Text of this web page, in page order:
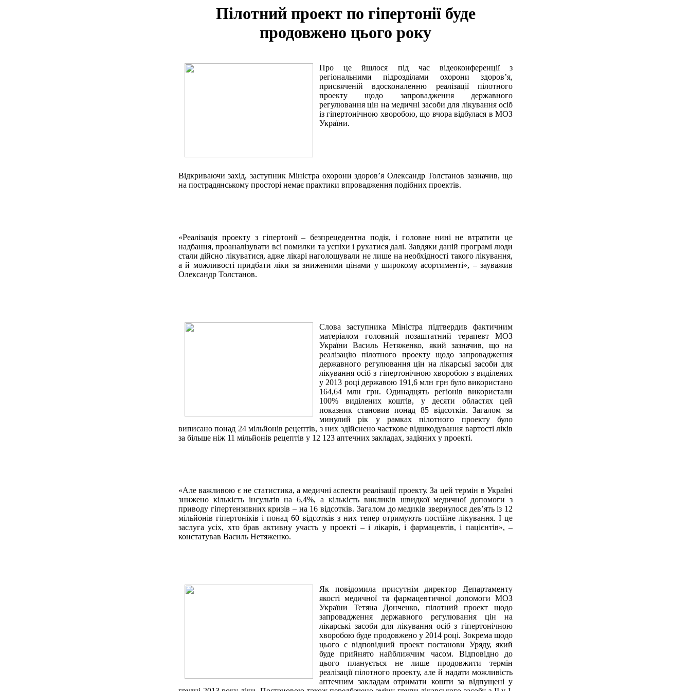
Пілотний проект по гіпертонії буде
продовжено цього року
Про це йшлося під час відеоконференціїз
регіональними підрозділами охорони здоров’я,
присвяченій вдосконаленню реалізації пілотного
проекту щодо запровадження державного
регулювання цін на медичні засоби для лікування осіб
із гіпертонічною хворобою, що вчора відбулася в МОЗ
України.
Відкриваючи захід, заступник Міністра охорони здоров’я ОлександрТолстанов зазначив, що
на пострадянському просторі немає практики впровадження подібних проектів.
«Реалізація проекту з гіпертонії – безпрецедентна подія, і головне нині не втратити це
надбання, проаналізувати всі помилки та успіхи і рухатися далі. Завдяки даній програмі люди
стали дійсно лікуватися, адже лікарі наголошували не лише на необхідності такого лікування,
а й можливості придбати ліки за зниженими цінами у широкому асортименті», – зауважив
Олександр Толстанов.
Слова заступника Міністра підтвердив фактичним
матеріалом головний позаштатний терапевт МОЗ
України ВасильНетяженко, який зазначив, що на
реалізацію пілотного проекту щодо запровадження
державного регулювання цін на лікарські засоби для
лікування осіб з гіпертонічною хворобою з виділених
у 2013 році державою 191,6млн грн було використано
164,64млн грн. Одинадцять регіонів використали
100% виділених коштів, у десяти областях цей
показник становив понад 85 відсотків. Загалом за
минулий рік у рамках пілотного проекту було
виписано понад 24 мільйонів рецептів, з них здійснено часткове відшкодування вартості ліків
за більше ніж 11 мільйонів рецептів у 12 123 аптечних закладах, задіяних у проекті.
«Але важливою є не статистика, а медичні аспекти реалізації проекту. За цей термін в Україні
знижено кількість інсультів на 6,4%, а кількість викликів швидкої медичної допомоги з
приводу гіпертензивнихкризів – на 16 відсотків. Загалом до медиків звернулося дев’ять із 12
мільйонів гіпертоніків і понад 60 відсотків з них тепер отримують постійне лікування. І це
заслуга усіх, хто брав активну участь у проекті – і лікарів, і фармацевтів, і пацієнтів», –
констатував Василь Нетяженко.
Як повідомила присутнім директор Департаменту
якості медичної та фармацевтичної допомоги МОЗ
України Тетяна Донченко, пілотний проект щодо
запровадження державного регулювання цін на
лікарські засоби для лікування осіб з гіпертонічною
хворобою буде продовжено у 2014 році. Зокрема щодо
цього є відповідний проект постанови Уряду, який
буде прийнято найближчим часом. Відповідно до
цього планується не лише продовжити термін
реалізації пілотного проекту, але й надати можливість
аптечним закладам отримати кошти за відпущені у